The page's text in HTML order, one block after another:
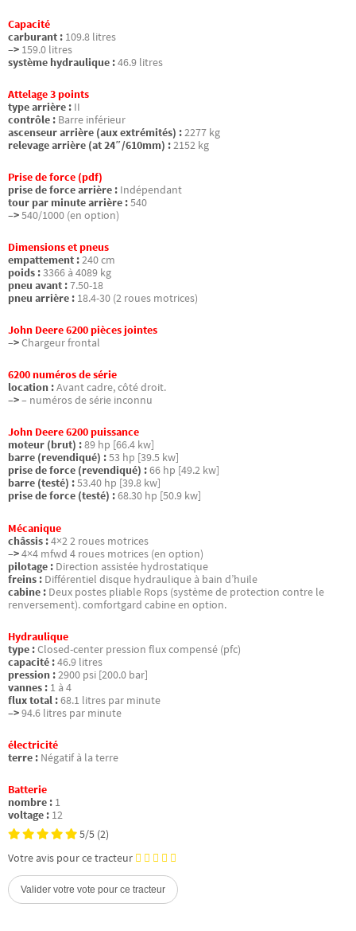
Capacité
carburant : 109.8 litres
–> 159.0 litres
système hydraulique :46.9 litres
Attelage 3 points
type arrière : II
contrôle : Barre inférieur
ascenseur arrière (aux extrémités) :2277 kg
relevage arrière (at 24″/610mm) :2152 kg
Prise de force (pdf)
prise de force arrière : Indépendant
tour par minute arrière :540
–>540/1000 (en option)
Dimensions et pneus
empattement :240 cm
poids :3366 à 4089 kg
pneu avant :7.50-18
pneu arrière : 18.4-30 (2 roues motrices)
John Deere 6200 pièces jointes
–>Chargeur frontal
6200 numéros de série
location :Avant cadre, côté droit.
–>– numéros de série inconnu
John Deere 6200 puissance
moteur (brut) :89 hp [66.4 kw]
barre (revendiqué) :53 hp [39.5 kw]
prise de force (revendiqué) :66 hp [49.2 kw]
barre (testé) :53.40 hp [39.8 kw]
prise de force (testé) :68.30 hp [50.9 kw]
Mécanique
châssis :4×2 2 roues motrices
–>4×4 mfwd 4 roues motrices (en option)
pilotage : Direction assistée hydrostatique
freins : Différentiel disque hydraulique à bain d’huile
cabine : Deux postes pliable Rops (système de protection contre le
renversement). comfortgard cabine en option.
Hydraulique
type :Closed-center pression flux compensé (pfc)
capacité :46.9 litres
pression :2900 psi [200.0 bar]
vannes : 1 à 4
flux total :68.1 litres par minute
–>94.6 litres par minute
électricité
terre : Négatif à la terre
Batterie
nombre : 1
voltage : 12
5/5 (2)
Votre avis pour ce tracteur